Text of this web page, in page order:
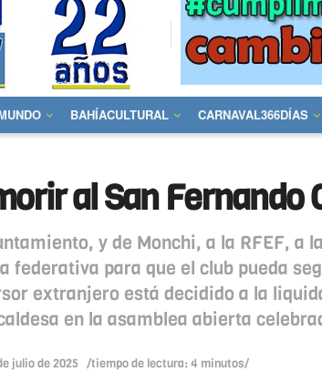
BAHÍACULTURAL CARNAVAL366DÍAS
al San Fernando
y de Monchi, a la RFEF, a
federativa para que el club pueda
extranjero está decidido a la
en la asamblea abierta
julio de 2025 /tiempo de lectura: 4 minutos/